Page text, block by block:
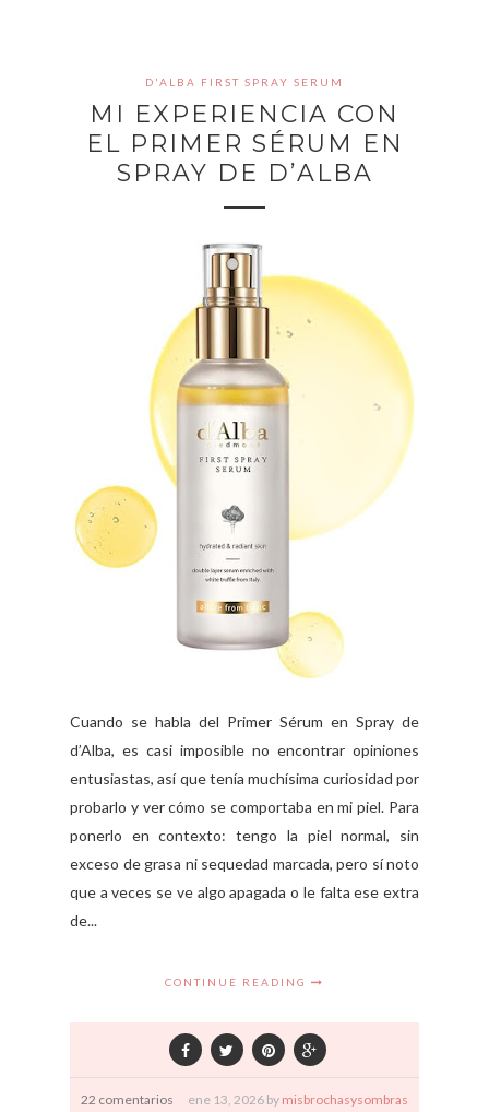
D'ALBA FIRST SPRAY SERUM
MI EXPERIENCIA CON
EL PRIMER SÉRUM EN
SPRAY DE D’ALBA
Cuando se habla del Primer Sérum en Spray de
d’Alba, es casi imposible no encontrar opiniones
entusiastas, así que tenía muchísima curiosidad por
probarlo y ver cómo se comportaba en mi piel. Para
ponerlo en contexto: tengo la piel normal, sin
exceso de grasa ni sequedad marcada, pero sí noto
que a veces se ve algo apagada o le falta ese extra
de...
CONTINUE READING
22 comentarios ene 13, 2026 by misbrochasysombras